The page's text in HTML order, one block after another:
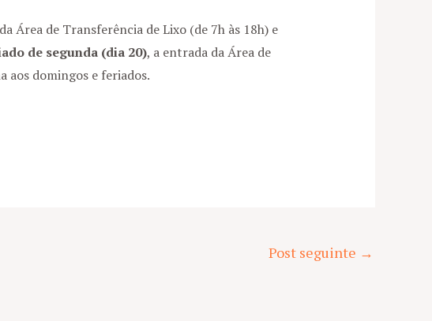
Área de Transferência de Lixo (de 7h às 18h) e
de segunda (dia 20), a entrada da Área de
aos domingos e feriados.
Post seguinte →